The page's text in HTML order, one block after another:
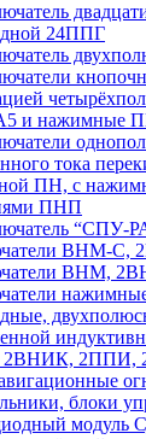
24ППГ
и нажимные
тока
ПН, с
ПНП
ВНМ-С,
ВНМ,
2ВНИК, 2ППИ,
блоки
модуль